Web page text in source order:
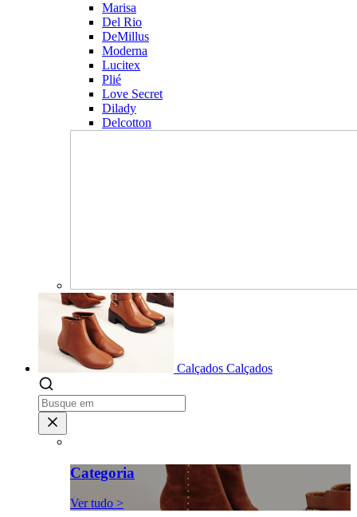
Marisa
Del Rio
DeMillus
Moderna
Lucitex
Plié
Love Secret
Dilady
Delcotton
Calçados Calçados
Categoria
Ver tudo >